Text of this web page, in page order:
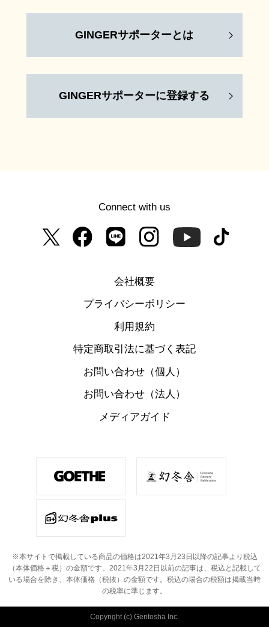
GINGERサポーターとは
GINGERサポーターに登録する
Connect with us
会社概要
プライバシーポリシー
利用規約
特定商取引法に基づく表記
お問い合わせ（個人）
お問い合わせ（法人）
メディアガイド
※本サイトで掲載している商品の価格は2021年3月23日以降の記事より税込
（本体価格＋税）の金額です。 2021年3月22日以前の記事は、税込と記載して
いる場合を除き、本体価格（税抜）の金額です。 税込の場合の税額は掲載当時
の税率に準じます。
Copyright (c) Gentosha Inc.